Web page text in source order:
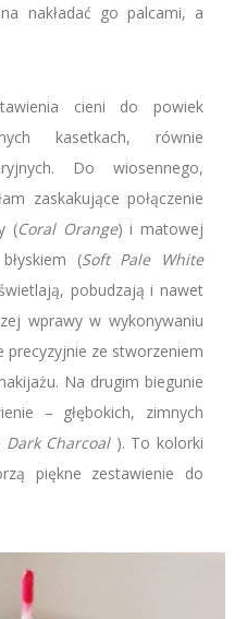
nakładać go palcami, a
cieni do powiek
kasetkach, równie
Do wiosennego,
zaskakujące połączenie
(Coral Orange) i matowej
(Soft Pale White
pobudzają i nawet
wprawy w wykonywaniu
ze stworzeniem
Na drugim biegunie
– głębokich, zimnych
Dark Charcoal). To kolorki
piękne zestawienie do